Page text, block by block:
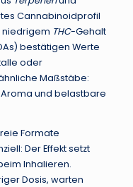
Cannabinoidprofil
THC-Gehalt
bestätigen Werte
oder
Maßstäbe:
und belastbare
Formate
Der Effekt setzt
Inhalieren.
Dosis, warten